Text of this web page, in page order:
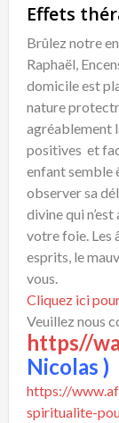
Brûlez notre
Raphaël,
domicile est
nature
agréablement
positives et
enfant semble
observer sa
divine qui n’est
votre foie. Les
esprits, le
vous.
Cliquez ici
Veuillez nous
https//
Nicolas )
https://
spiritualite-